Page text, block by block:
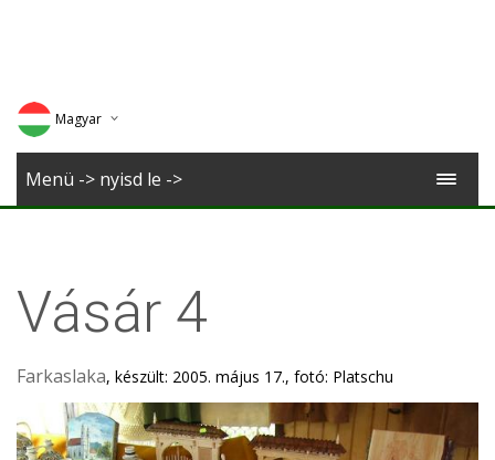
Magyar
Deutsch
Menü -> nyisd le ->
Vásár 4
Farkaslaka, készült: 2005. május 17., fotó: Platschu